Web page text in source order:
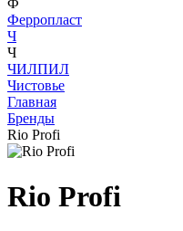
Ф
Ферропласт
Ч
Ч
ЧИЛПИЛ
Чистовье
Главная
Бренды
Rio Profi
Rio Profi